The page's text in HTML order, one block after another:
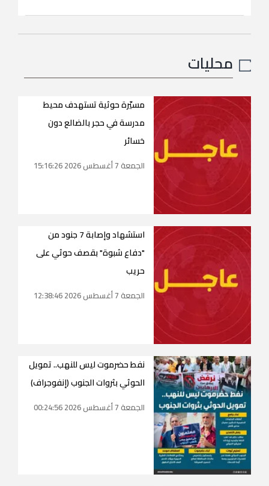
محليات
مسيّرة حوثية تستهدف محيط
مدرسة في حجر بالضالع دون
خسائر
الجمعة 7 أغسطس 2026 15:16:26
استشهاد وإصابة 7 جنود من
"دفاع شبوة" بقصف حوثي على
حريب
الجمعة 7 أغسطس 2026 12:38:46
نفط حضرموت ليس للنهب.. تمويل
الحوثي بثروات الجنوب (إنفوجراف)
الجمعة 7 أغسطس 2026 00:24:56